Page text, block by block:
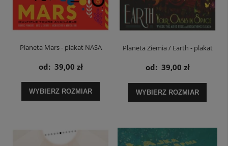
Planeta Mars - plakat NASA
od: 39,00 zł
WYBIERZ ROZMIAR
Planeta Ziemia / Earth - plakat
NASA
od: 39,00 zł
WYBIERZ ROZMIAR